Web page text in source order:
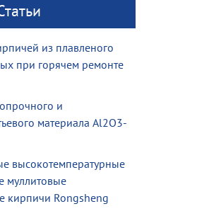
из плавленого
при горячем ремонте
и
материала Al2O3-
высокотемпературные
муллитовые
кирпичи Rongsheng